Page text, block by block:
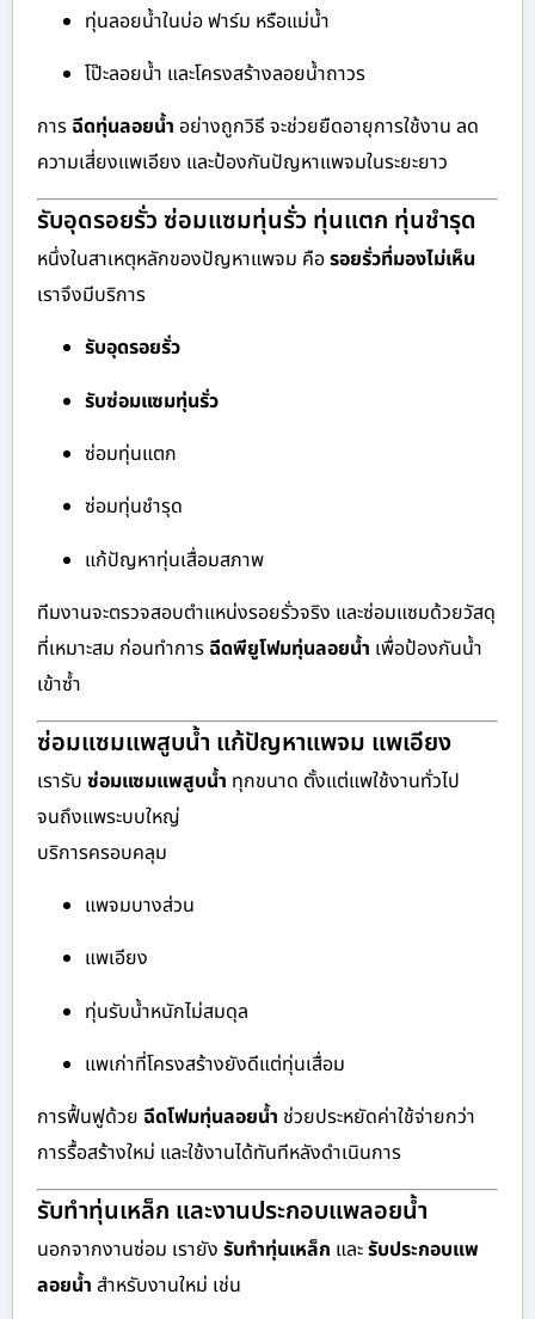
ทุ่นลอยน้ำในบ่อ ฟาร์ม หรือแม่น้ำ
โป๊ะลอยน้ำ และโครงสร้างลอยน้ำถาวร
การ ฉีดทุ่นลอยน้ำ อย่างถูกวิธี จะช่วยยืดอายุการใช้งาน ลด
ความเสี่ยงแพเอียง และป้องกันปัญหาแพจมในระยะยาว
รับอุดรอยรั่ว ซ่อมแซมทุ่นรั่ว ทุ่นแตก ทุ่นชำรุด
หนึ่งในสาเหตุหลักของปัญหาแพจม คือรอยรั่วที่มองไม่เห็น
เราจึงมีบริการ
รับอุดรอยรั่ว
รับซ่อมแซมทุ่นรั่ว
ซ่อมทุ่นแตก
ซ่อมทุ่นชำรุด
แก้ปัญหาทุ่นเสื่อมสภาพ
ทีมงานจะตรวจสอบตำแหน่งรอยรั่วจริง และซ่อมแซมด้วยวัสดุ
ที่เหมาะสม ก่อนทำการ ฉีดพียูโฟมทุ่นลอยน้ำ เพื่อป้องกันน้ำ
เข้าซ้ำ
ซ่อมแซมแพสูบน้ำ แก้ปัญหาแพจม แพเอียง
เรารับ ซ่อมแซมแพสูบน้ำ ทุกขนาด ตั้งแต่แพใช้งานทั่วไป
จนถึงแพระบบใหญ่
บริการครอบคลุม
แพจมบางส่วน
แพเอียง
ทุ่นรับน้ำหนักไม่สมดุล
แพเก่าที่โครงสร้างยังดีแต่ทุ่นเสื่อม
การฟื้นฟูด้วย ฉีดโฟมทุ่นลอยน้ำ ช่วยประหยัดค่าใช้จ่ายกว่า
การรื้อสร้างใหม่ และใช้งานได้ทันทีหลังดำเนินการ
รับทำทุ่นเหล็ก และงานประกอบแพลอยน้ำ
นอกจากงานซ่อม เรายัง รับทำทุ่นเหล็ก และรับประกอบแพ
ลอยน้ำ สำหรับงานใหม่ เช่น